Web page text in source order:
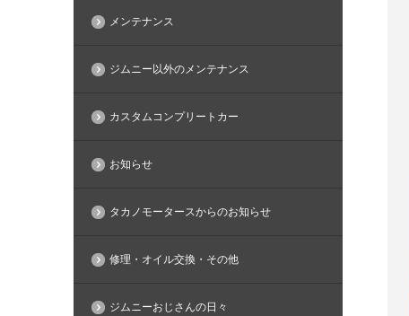
メンテナンス
ジムニー以外のメンテナンス
カスタムコンプリートカー
お知らせ
タカノモータースからのお知らせ
修理・オイル交換・その他
ジムニーおじさんの日々